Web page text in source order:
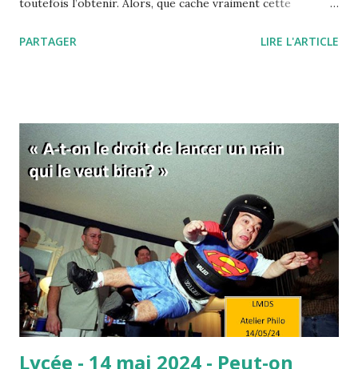
toutefois l’obtenir. Alors, que cache vraiment cette
donner les moyens" ? Pourquoi, quand on veut, on ne peut
"vraiment" ! Comme si c'était une simple question de
volonté… C’est aussi une manière de vous dire que si vous
fournissiez des efforts, eh bien ils s’avèreraient payants.
C’est donc comme si, de la volonté, découlaient forcément
les efforts, et des efforts les résultats. En fait, derrière
cette formule, se cache l’idée que le travail paie
nécessairement, et donc que celles et ceux qui réussissent
le méritent car il suffit de ...
PARTAGER LIRE L'ARTICLE
Lycée - 14 mai 2024 - Peut-on